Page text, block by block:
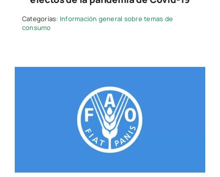
Categorías: Información general sobre temas de
consumo